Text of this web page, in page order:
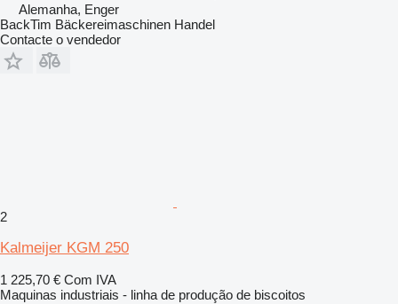
Alemanha, Enger
BackTim Bäckereimaschinen Handel
Contacte o vendedor
2
Kalmeijer KGM 250
1 225,70 € Com IVA
Maquinas industriais - linha de produção de biscoitos